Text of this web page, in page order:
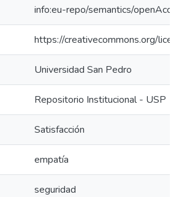
info:eu-repo/semantics/
https://creativecommons.org/
Universidad San Pedro
Repositorio Institucional - USP
Satisfacción
empatía
seguridad